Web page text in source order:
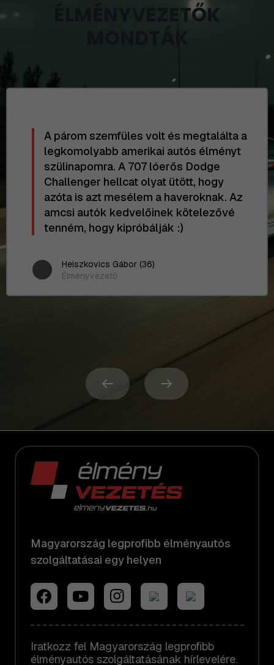
ÉLMÉNYVEZETŐK
A párom szemfüles volt és megtalálta a
legkomolyabb amerikai autós élményt
szülinapomra. A 707 lóerős Dodge
Challenger hellcat olyat ütött, hogy
azóta is azt mesélem a haveroknak. Az
amcsi autók kedvelőinek kötelezővé
tenném, hogy kipróbálják :)
Heiszkovics Gábor (36)
Élményvezető
Magyarország legprofibb élményautós
szolgáltatásai egy helyen
Iratkozz fel Magyarország legprofibb
élményautós szolgáltatásának hírlevelére.